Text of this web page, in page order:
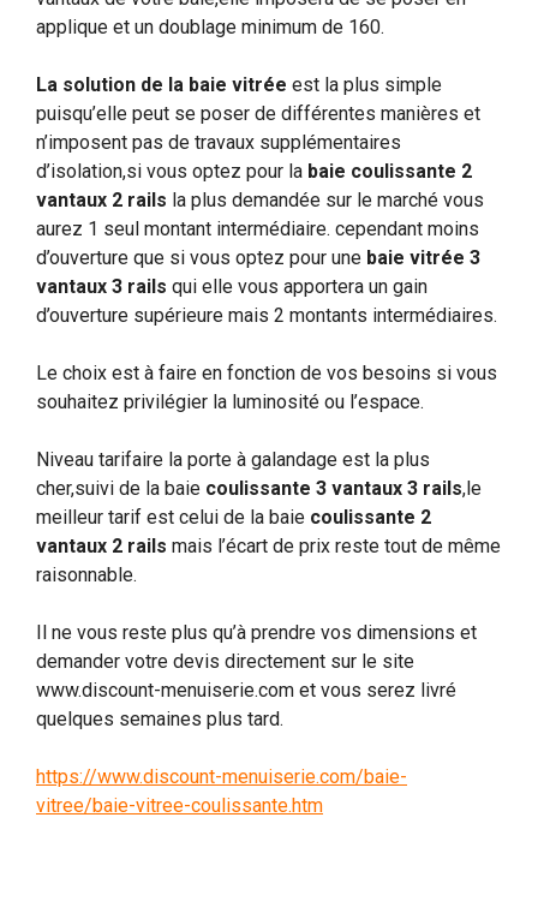
applique et un doublage minimum de 160.
La solution de la baie vitrée est la plus simple
puisqu’elle peut se poser de différentes manières et
n’imposent pas de travaux supplémentaires
d’isolation,si vous optez pour la baie coulissante 2
vantaux 2 rails la plus demandée sur le marché vous
aurez 1 seul montant intermédiaire. cependant moins
d’ouverture que si vous optez pour une baie vitrée 3
vantaux 3 rails qui elle vous apportera un gain
d’ouverture supérieure mais 2 montants intermédiaires.
Le choix est à faire en fonction de vos besoins si vous
souhaitez privilégier la luminosité ou l’espace.
Niveau tarifaire la porte à galandage est la plus
cher,suivi de la baie coulissante 3 vantaux 3 rails,le
meilleur tarif est celui de la baie coulissante 2
vantaux 2 rails mais l’écart de prix reste tout de même
raisonnable.
Il ne vous reste plus qu’à prendre vos dimensions et
demander votre devis directement sur le site
www.discount-menuiserie.com et vous serez livré
quelques semaines plus tard.
https://www.discount-menuiserie.com/baie-
vitree/baie-vitree-coulissante.htm